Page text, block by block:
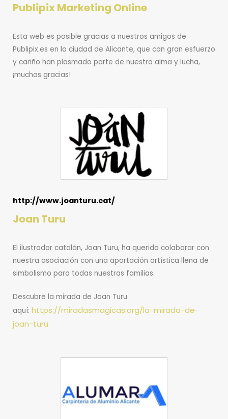
Publipix Marketing Online
Esta web es posible gracias a nuestros amigos de
Publipix.es en la ciudad de Alicante, que con gran esfuerzo
y cariño han plasmado parte de nuestra alma y lucha,
¡muchas gracias!
http://www.joanturu.cat/
Joan Turu
El ilustrador catalán, Joan Turu, ha querido colaborar con
nuestra asociación con una aportación artística llena de
simbolismo para todas nuestras familias.
Descubre la mirada de Joan Turu
aquí: https://miradasmagicas.org/la-mirada-de-
joan-turu